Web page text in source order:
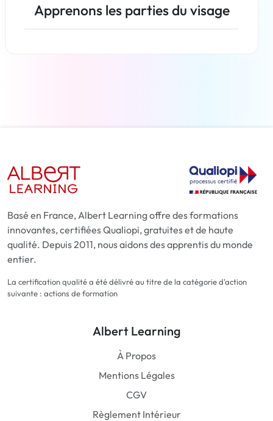
Apprenons les parties du visage
Basé en France, Albert Learning offre des formations
innovantes, certifiées Qualiopi, gratuites et de haute
qualité. Depuis 2011, nous aidons des apprentis du monde
entier.
La certification qualité a été délivré au titre de la catégorie d'action
suivante : actions de formation
Albert Learning
À Propos
Mentions Légales
CGV
Règlement Intérieur